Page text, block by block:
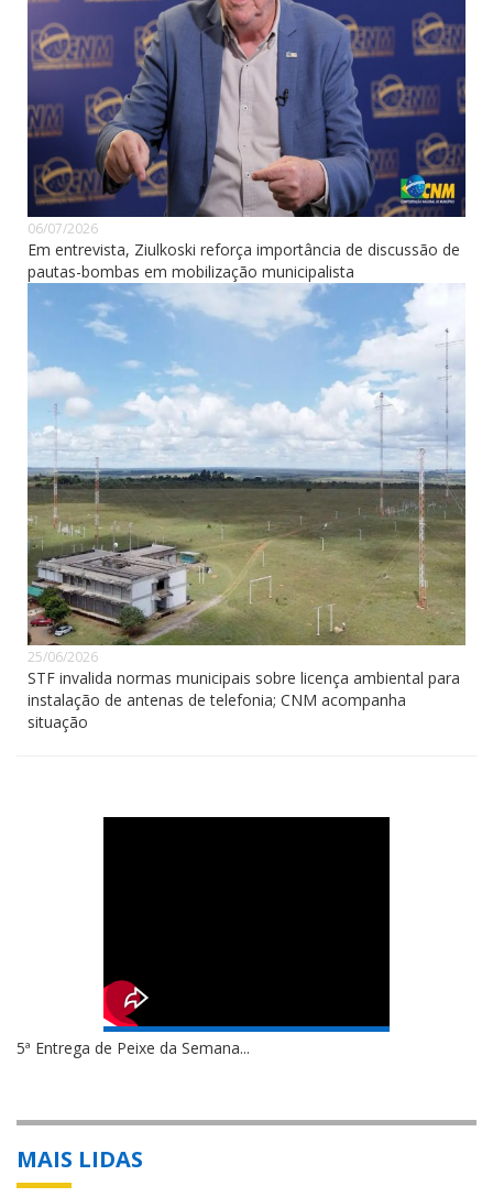
06/07/2026
Em entrevista, Ziulkoski reforça importância de discussão de
pautas-bombas em mobilização municipalista
25/06/2026
STF invalida normas municipais sobre licença ambiental para
instalação de antenas de telefonia; CNM acompanha
situação
5ª Entrega de Peixe da Semana...
MAIS LIDAS